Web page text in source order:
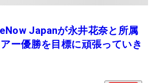
Japanが永井花奈と所属
ー優勝を目標に頑張っていき